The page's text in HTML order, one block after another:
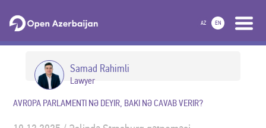
AZ EN
Samad Rahimli
Lawyer
AVROPA PARLAMENTI NƏ DEYIR, BAKI NƏ CAVAB VERIR?